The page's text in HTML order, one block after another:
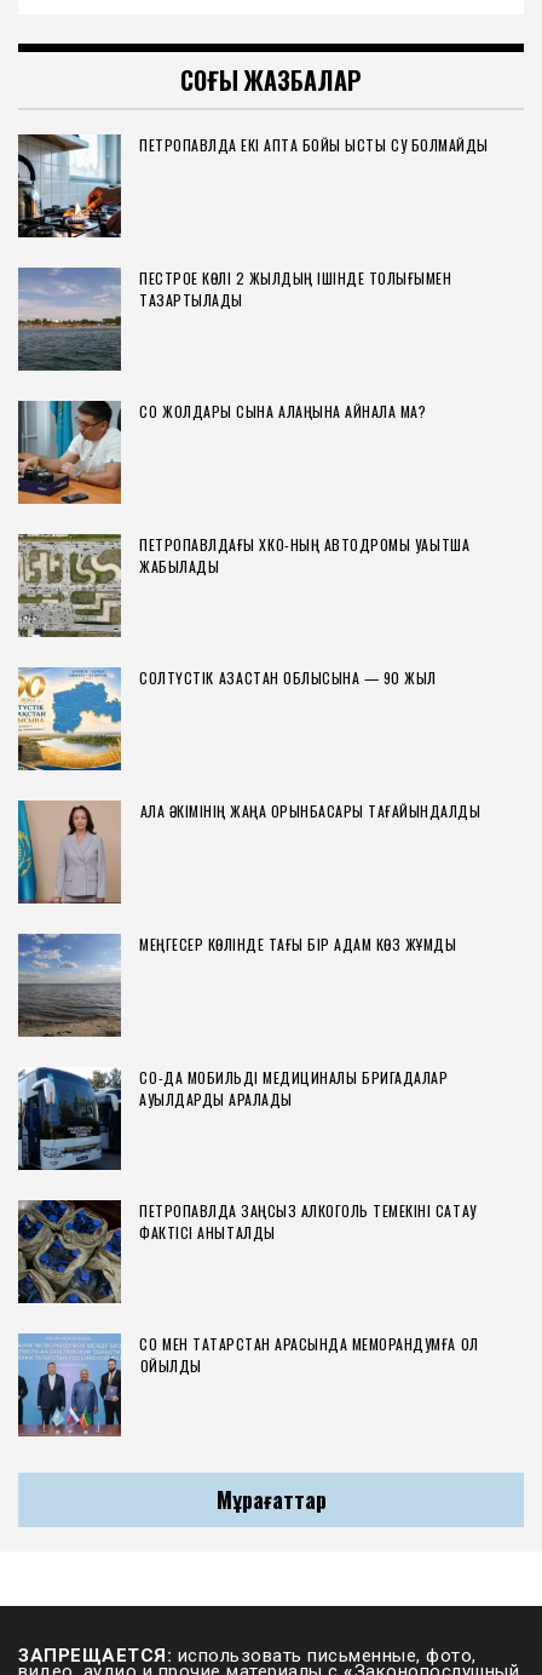
СОҢҒЫ ЖАЗБАЛАР
ПЕТРОПАВЛДА ЕКІ АПТА БОЙЫ ЫСТЫҚ СУ БОЛМАЙДЫ
ПЕСТРОЕ КӨЛІ 2 ЖЫЛДЫҢ ІШІНДЕ ТОЛЫҒЫМЕН
ТАЗАРТЫЛАДЫ
СҚО ЖОЛДАРЫ СЫНАҚ АЛАҢЫНА АЙНАЛА МА?
ПЕТРОПАВЛДАҒЫ ХҚКО-НЫҢ АВТОДРОМЫ УАҚЫТША
ЖАБЫЛАДЫ
СОЛТҮСТІК ҚАЗАҚСТАН ОБЛЫСЫНА — 90 ЖЫЛ
ҚАЛА ӘКІМІНІҢ ЖАҢА ОРЫНБАСАРЫ ТАҒАЙЫНДАЛДЫ
МЕҢГЕСЕР КӨЛІНДЕ ТАҒЫ БІР АДАМ КӨЗ ЖҰМДЫ
СҚО-ДА МОБИЛЬДІ МЕДИЦИНАЛЫҚ БРИГАДАЛАР
АУЫЛДАРДЫ АРАЛАДЫ
ПЕТРОПАВЛДА ЗАҢСЫЗ АЛКОГОЛЬ ТЕМЕКІНІ САҚТАУ
ФАКТІСІ АНЫҚТАЛДЫ
СҚО МЕН ТАТАРСТАН АРАСЫНДА МЕМОРАНДУМҒА ҚОЛ
ҚОЙЫЛДЫ
Мұрағаттар
ЗАПРЕЩАЕТСЯ: использовать письменные, фото,